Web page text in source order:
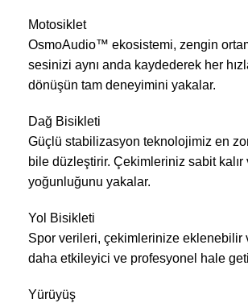
Motosiklet
OsmoAudio™ ekosistemi, zengin
sesinizi aynı anda kaydederek her
dönüşün tam deneyimini yakalar.
Dağ Bisikleti
Güçlü stabilizasyon teknolojimiz en
bile düzleştirir. Çekimleriniz sabit kalır
yoğunluğunu yakalar.
Yol Bisikleti
Spor verileri, çekimlerinize eklenebilir
daha etkileyici ve profesyonel hale
Yürüyüş